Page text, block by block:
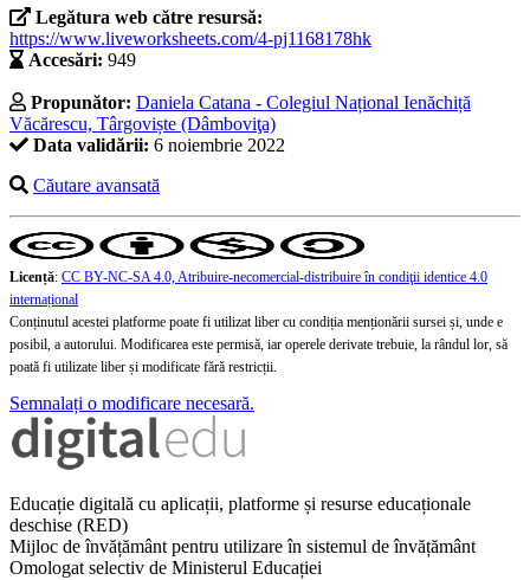
Legătura web către resursă:
https://www.liveworksheets.com/4-pj1168178hk
Accesări: 949
Propunător: Daniela Catana - Colegiul Național Ienăchiță
Văcărescu, Târgoviște (Dâmboviţa)
Data validării: 6 noiembrie 2022
Căutare avansată
Licență: CC BY-NC-SA 4.0, Atribuire-necomercial-distribuire în condiţii identice 4.0
internațional
Conținutul acestei platforme poate fi utilizat liber cu condiția menționării sursei și, unde e
posibil, a autorului. Modificarea este permisă, iar operele derivate trebuie, la rândul lor, să
poată fi utilizate liber și modificate fără restricții.
Semnalați o modificare necesară.
Educație digitală cu aplicații, platforme și resurse educaționale
deschise (RED)
Mijloc de învățământ pentru utilizare în sistemul de învățământ
Omologat selectiv de Ministerul Educației